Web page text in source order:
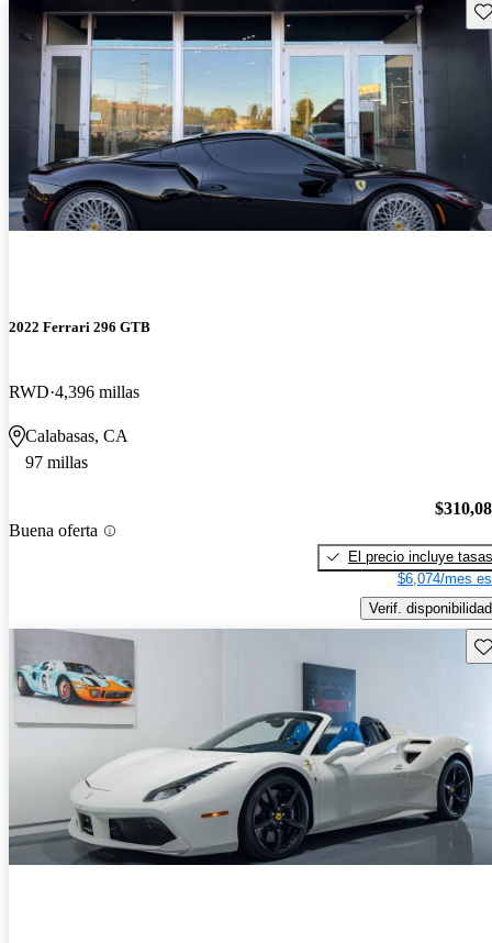
2022 Ferrari 296 GTB
RWD 4,396 millas
Calabasas, CA
97 millas
Buena oferta
El precio incluye tasas
$6,074/mes
Verif. disponibilidad